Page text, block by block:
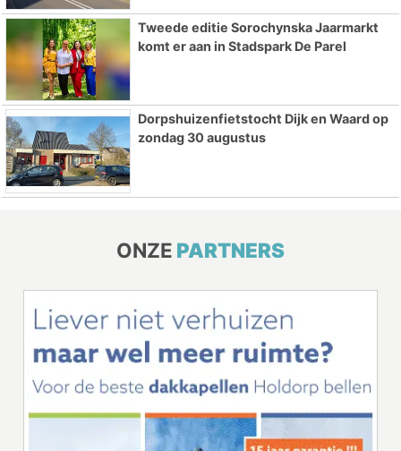
Tweede editie Sorochynska Jaarmarkt
komt er aan in Stadspark De Parel
Dorpshuizenfietstocht Dijk en Waard op
zondag 30 augustus
ONZE PARTNERS